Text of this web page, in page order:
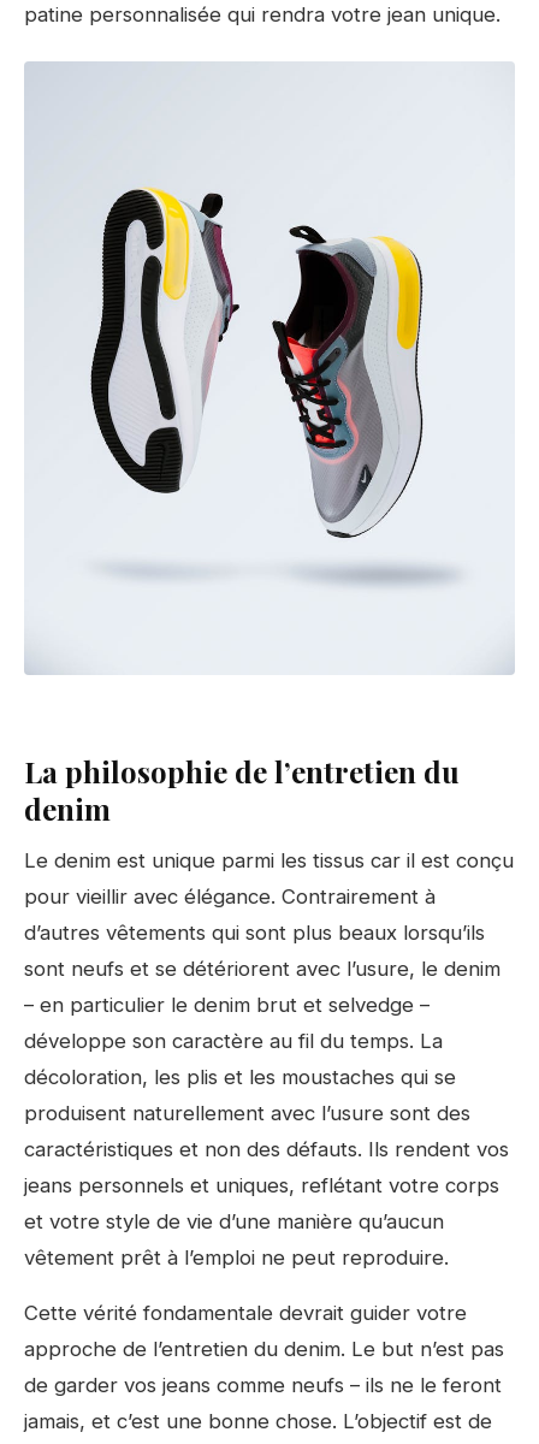
patine personnalisée qui rendra votre jean unique.
La philosophie de l’entretien du
denim
Le denim est unique parmi les tissus car il est conçu
pour vieillir avec élégance. Contrairement à
d’autres vêtements qui sont plus beaux lorsqu’ils
sont neufs et se détériorent avec l’usure, le denim
– en particulier le denim brut et selvedge –
développe son caractère au fil du temps. La
décoloration, les plis et les moustaches qui se
produisent naturellement avec l’usure sont des
caractéristiques et non des défauts. Ils rendent vos
jeans personnels et uniques, reflétant votre corps
et votre style de vie d’une manière qu’aucun
vêtement prêt à l’emploi ne peut reproduire.
Cette vérité fondamentale devrait guider votre
approche de l’entretien du denim. Le but n’est pas
de garder vos jeans comme neufs – ils ne le feront
jamais, et c’est une bonne chose. L’objectif est de